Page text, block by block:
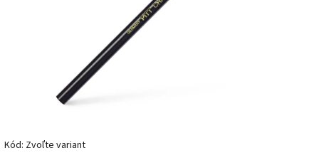
Kód: Zvoľte variant